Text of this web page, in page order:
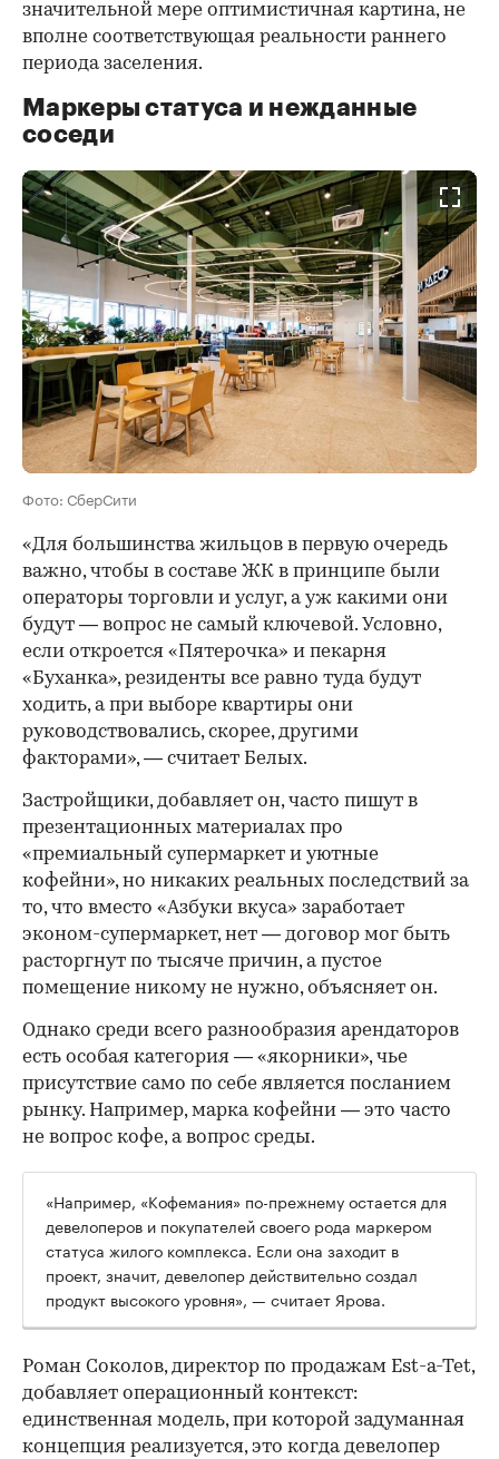
значительной мере оптимистичная картина, не
вполне соответствующая реальности раннего
периода заселения.
Маркеры статуса и нежданные
соседи
Фото: СберСити
«Для большинства жильцов в первую очередь
важно, чтобы в составе ЖК в принципе были
операторы торговли и услуг, а уж какими они
будут — вопрос не самый ключевой. Условно,
если откроется «Пятерочка» и пекарня
«Буханка», резиденты все равно туда будут
ходить, а при выборе квартиры они
руководствовались, скорее, другими
факторами», — считает Белых.
Застройщики, добавляет он, часто пишут в
презентационных материалах про
«премиальный супермаркет и уютные
кофейни», но никаких реальных последствий за
то, что вместо «Азбуки вкуса» заработает
эконом-супермаркет, нет — договор мог быть
расторгнут по тысяче причин, а пустое
помещение никому не нужно, объясняет он.
Однако среди всего разнообразия арендаторов
есть особая категория — «якорники», чье
присутствие само по себе является посланием
рынку. Например, марка кофейни — это часто
не вопрос кофе, а вопрос среды.
«Например, «Кофемания» по-прежнему остается для
девелоперов и покупателей своего рода маркером
статуса жилого комплекса. Если она заходит в
проект, значит, девелопер действительно создал
продукт высокого уровня», — считает Ярова.
Роман Соколов, директор по продажам Est-a-Tet,
добавляет операционный контекст:
единственная модель, при которой задуманная
концепция реализуется, это когда девелопер